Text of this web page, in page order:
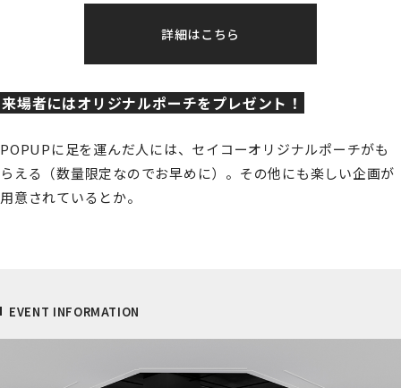
詳細はこちら
来場者にはオリジナルポーチをプレゼント！
POPUPに足を運んだ人には、セイコーオリジナルポーチがも
らえる（数量限定なのでお早めに）。その他にも楽しい企画が
用意されているとか。
EVENT INFORMATION